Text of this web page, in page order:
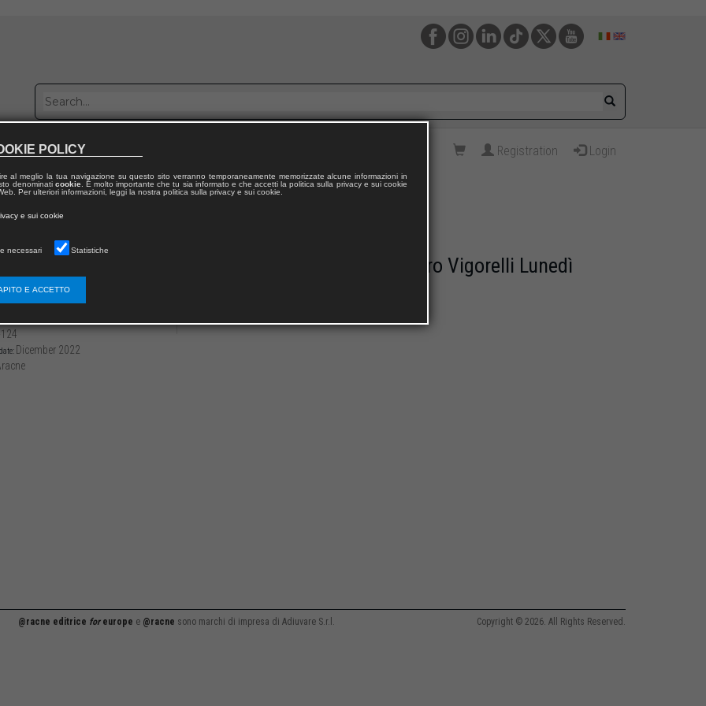
with us Registration Login
sul testo Lo compro o non lo compro? di Pietro Vigorelli Lunedì
del 24 ottobre ’22
Dicember 2022
@racne editrice foreurope e @racne sono marchi di impresa di Adiuvare S.r.l. Copyright © 2026. All Rights Reserved.
POLICY
al meglio la tua navigazione su questo sito verranno temporaneamente memorizzate alcune informazioni in
denominati cookie. È molto importante che tu sia informato e che accetti la politica sulla privacy e sui cookie
Per ulteriori informazioni, leggi la nostra politica sulla privacy e sui cookie.
e sui cookie
necessari Statistiche
E ACCETTO